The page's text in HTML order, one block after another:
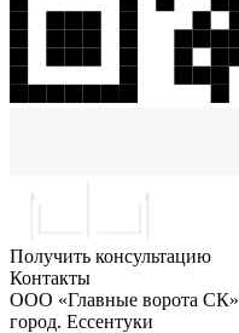
Получить консультацию
Контакты
ООО «Главные ворота СК»
город. Ессентуки